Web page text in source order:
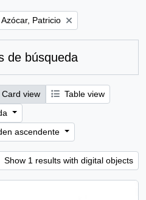
filter: Patricio
de búsqueda
Card view
Table view
ascendente
Show 1 results with digital objects